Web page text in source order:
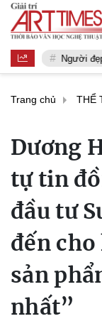
Người đẹp
Trang chủ THỂ
Dương
tự tin
đầu tư
đến
sản
nhất”